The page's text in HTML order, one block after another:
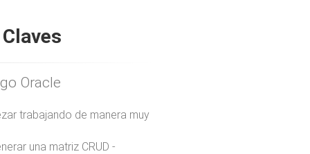
Oracle
trabajando de manera muy
una matriz CRUD -